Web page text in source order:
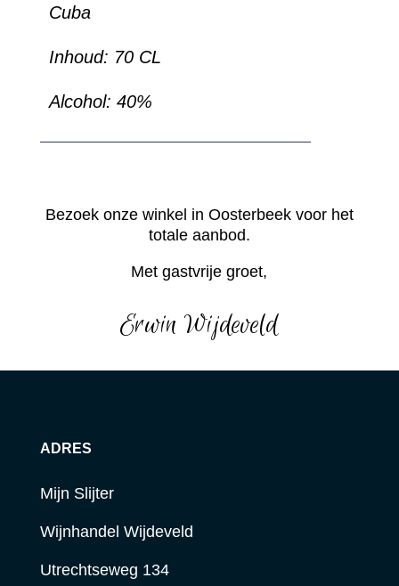
Cuba
Inhoud: 70 CL
Alcohol: 40%
Bezoek onze winkel in Oosterbeek voor het
totale aanbod.
Met gastvrije groet,
Erwin Wijdeveld
ADRES
Mijn Slijter
Wijnhandel Wijdeveld
Utrechtseweg 134